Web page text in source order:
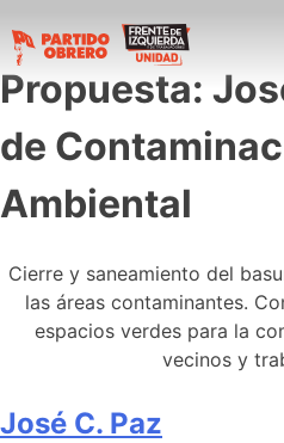
Propuesta:
de
Ambiental
Cierre y saneamiento del
las áreas contaminantes.
espacios verdes para la
vecinos y
José C. Paz